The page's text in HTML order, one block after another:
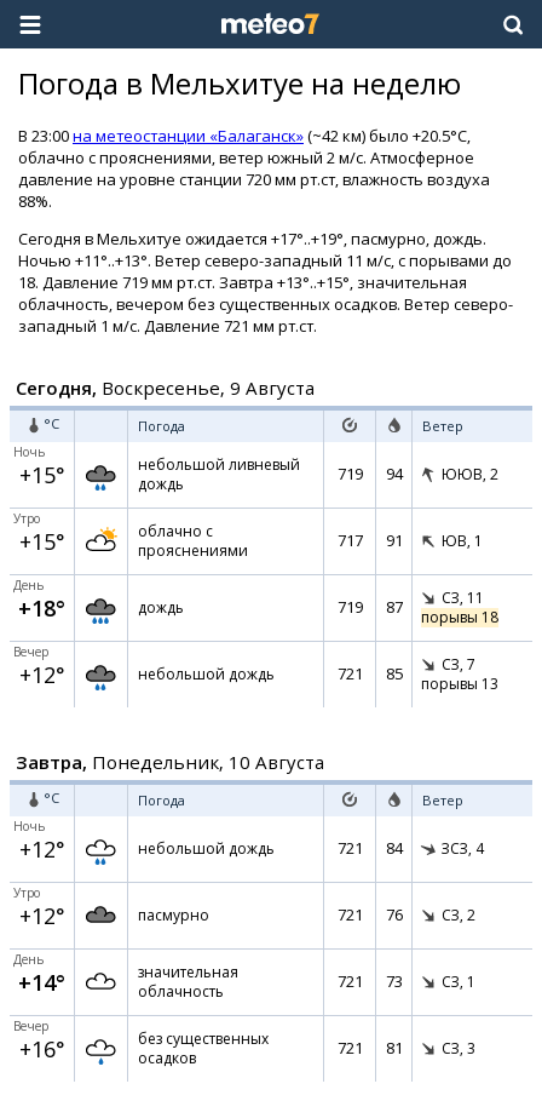
Погода в Мельхитуе на неделю
В 23:00на метеостанции «Балаганск»(~42 км) было +20.5°C,
облачно с прояснениями, ветер южный 2 м/с. Атмосферное
давление на уровне станции 720 мм рт.ст, влажность воздуха
88%.
Сегодня в Мельхитуе ожидается +17°..+19°, пасмурно, дождь.
Ночью +11°..+13°. Ветер северо-западный 11 м/с, с порывами до
18. Давление 719 мм рт.ст. Завтра +13°..+15°, значительная
облачность, вечером без существенных осадков. Ветер северо-
западный 1 м/с. Давление 721 мм рт.ст.
Сегодня, Воскресенье, 9 Августа
°C Погода Ветер
Ночь
+15°
небольшой ливневый
дождь
719 94 ЮЮВ, 2
Утро
+15°
облачно с
прояснениями
717 91 ЮВ, 1
День
+18° дождь 719 87 СЗ, 11
порывы 18
Вечер
+12° небольшой дождь 721 85 СЗ, 7
порывы 13
Завтра, Понедельник, 10 Августа
°C Погода Ветер
Ночь
+12° небольшой дождь 721 84 ЗСЗ, 4
Утро
+12° пасмурно 721 76 СЗ, 2
День
+14°
значительная
облачность
721 73 СЗ, 1
Вечер
+16°
без существенных
осадков
721 81 СЗ, 3